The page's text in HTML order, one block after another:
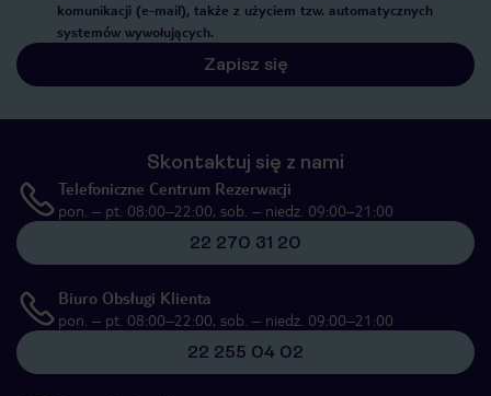
komunikacji (e-mail), także z użyciem tzw. automatycznych
systemów wywołujących.
Zapisz się
Skontaktuj się z nami
Telefoniczne Centrum Rezerwacji
pon. – pt. 08:00–22:00, sob. – niedz. 09:00–21:00
22 270 31 20
Biuro Obsługi Klienta
pon. – pt. 08:00–22:00, sob. – niedz. 09:00–21:00
22 255 04 02